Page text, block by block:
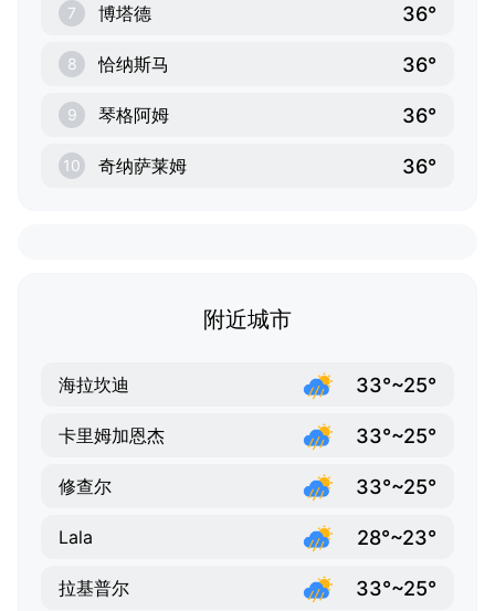
7 博塔德 36°
8 恰纳斯马 36°
9 琴格阿姆 36°
10 奇纳萨莱姆 36°
附近城市
海拉坎迪 33°~25°
卡里姆加恩杰 33°~25°
修查尔 33°~25°
Lala 28°~23°
拉基普尔 33°~25°